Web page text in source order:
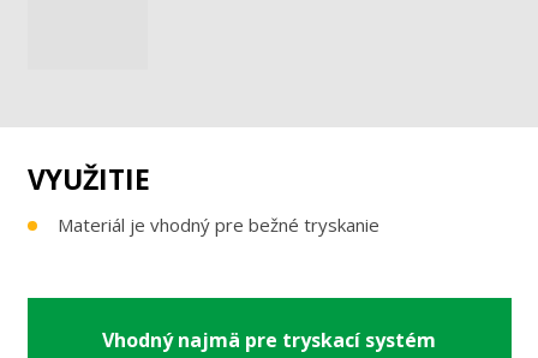
VYUŽITIE
Materiál je vhodný pre bežné tryskanie
Vhodný najmä pre tryskací systém